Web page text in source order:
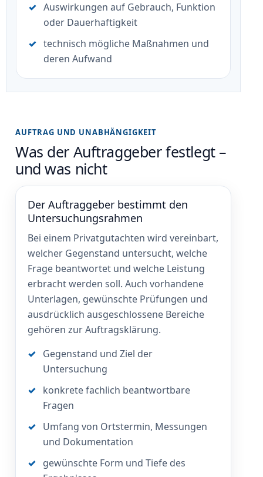
Auswirkungen auf Gebrauch, Funktion
oder Dauerhaftigkeit
technisch mögliche Maßnahmen und
deren Aufwand
AUFTRAG UND UNABHÄNGIGKEIT
Was der Auftraggeber festlegt –
und was nicht
Der Auftraggeber bestimmt den
Untersuchungsrahmen
Bei einem Privatgutachten wird vereinbart,
welcher Gegenstand untersucht, welche
Frage beantwortet und welche Leistung
erbracht werden soll. Auch vorhandene
Unterlagen, gewünschte Prüfungen und
ausdrücklich ausgeschlossene Bereiche
gehören zur Auftragsklärung.
Gegenstand und Ziel der
Untersuchung
konkrete fachlich beantwortbare
Fragen
Umfang von Ortstermin, Messungen
und Dokumentation
gewünschte Form und Tiefe des